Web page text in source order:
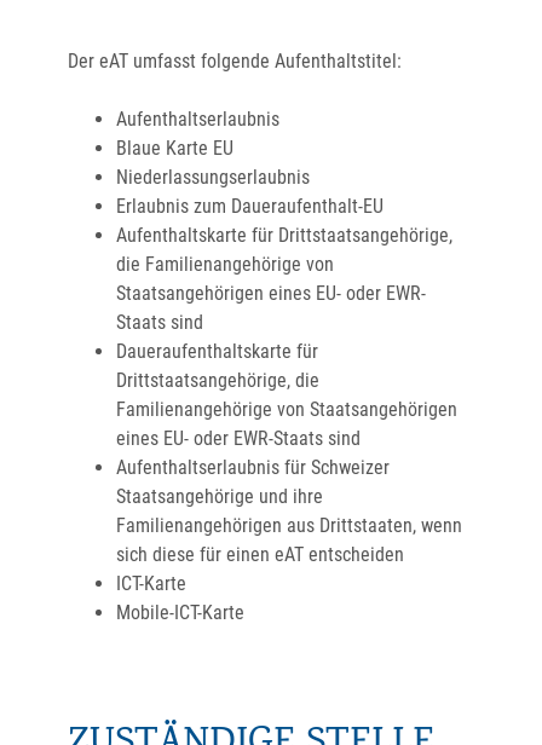
Der eAT umfasst folgende Aufenthaltstitel:
Aufenthaltserlaubnis
Blaue Karte EU
Niederlassungserlaubnis
Erlaubnis zum Daueraufenthalt-EU
Aufenthaltskarte für Drittstaatsangehörige,
die Familienangehörige von
Staatsangehörigen eines EU- oder EWR-
Staats sind
Daueraufenthaltskarte für
Drittstaatsangehörige, die
Familienangehörige von Staatsangehörigen
eines EU- oder EWR-Staats sind
Aufenthaltserlaubnis für Schweizer
Staatsangehörige und ihre
Familienangehörigen aus Drittstaaten, wenn
sich diese für einen eAT entscheiden
ICT-Karte
Mobile-ICT-Karte